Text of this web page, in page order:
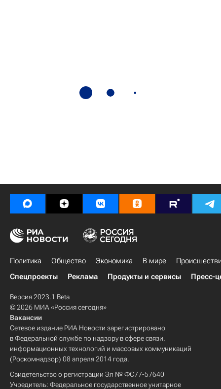
Политика Общество Экономика В мире
Спецпроекты
Реклама Продукты и сервисы Пресс-
Версия 2023.1 Beta
© 2026 МИА «Россия сегодня»
Вакансии
Сетевое издание РИА Новости зарегистрировано
в Федеральной службе по надзору в сфере связи,
информационных технологий и массовых коммуникаций
(Роскомнадзор) 08 апреля 2014 года.
Свидетельство о регистрации Эл № ФС77-57640
Учредитель: Федеральное государственное унитарное